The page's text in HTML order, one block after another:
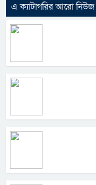
এ ক্যাটাগরির আরো নিউজ